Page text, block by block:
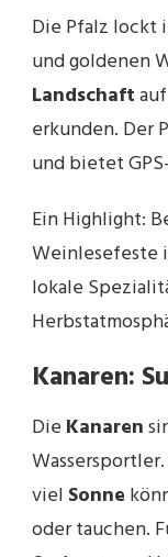
Die Pfalz lockt
und goldenen
Landschaft
erkunden. Der
und bietet
Ein Highlight:
Weinlesefeste
lokale
Kanaren:
Die Kanaren
viel Sonne
oder tauchen.